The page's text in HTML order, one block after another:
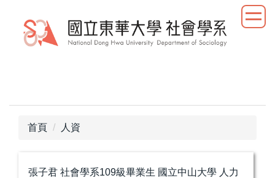
首頁 人資
張子君 社會學系109級畢業生 國立中山大學 人力